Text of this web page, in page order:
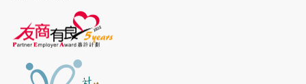
2024-09-30
障等人士入場試玩
2024-09-24